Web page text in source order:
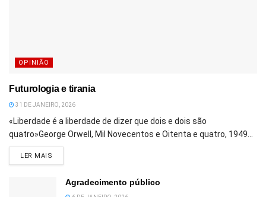
OPINIÃO
Futurologia e tirania
31 DE JANEIRO, 2026
«Liberdade é a liberdade de dizer que dois e dois são
quatro»George Orwell, Mil Novecentos e Oitenta e quatro, 1949...
LER MAIS
Agradecimento público